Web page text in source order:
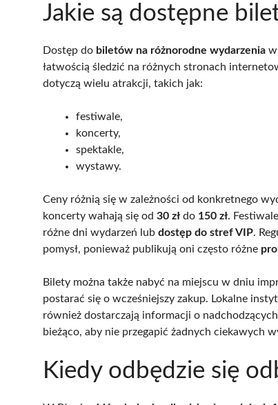
Jakie są dostępne
Dostęp do biletów na różnorodne wydarzenia w
łatwością śledzić na różnych stronach
dotyczą wielu atrakcji, takich jak:
festiwale,
koncerty,
spektakle,
wystawy.
Ceny różnią się w zależności od konkretnego
koncerty wahają się od 30 zł do 150 zł.
różne dni wydarzeń lub dostęp do stref VIP.
pomysł, ponieważ publikują oni często różne
Bilety można także nabyć na miejscu w dniu
postarać się o wcześniejszy zakup. Lokalne
również dostarczają informacji o
bieżąco, aby nie przegapić żadnych ciekawych
Kiedy odbędzie się